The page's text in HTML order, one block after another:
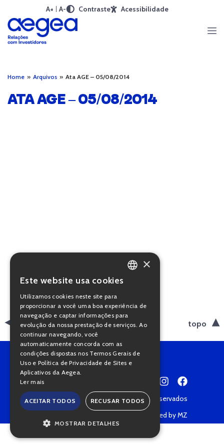
A+ A- Contraste Acessibilidade
Home » Arquivos » Ata AGE – 05/08/2014
ATA AGE – 05/08/2014
voltar topo
Copyright © 2022 • Todos os direitos reservados
Powered by MZ
PORTUGUESE
×
Este website usa cookies
Utilizamos cookies neste site para
proporcionar a você uma boa experiência de
navegação e captar informações para
evolução da nossa prestação de serviços. Ao
continuar navegando, você
automaticamente concorda com as
condições dispostas nos Termos Gerais de
Uso e Política de Privacidade de Sites e
Aplicativos da Aegea.
Ler mais
ACEITAR TODOS RECUSAR TODOS
MOSTRAR DETALHES